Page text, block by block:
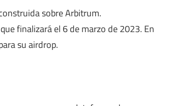
sobre Arbitrum.
finalizará el 6 de marzo de 2023. En
su airdrop.